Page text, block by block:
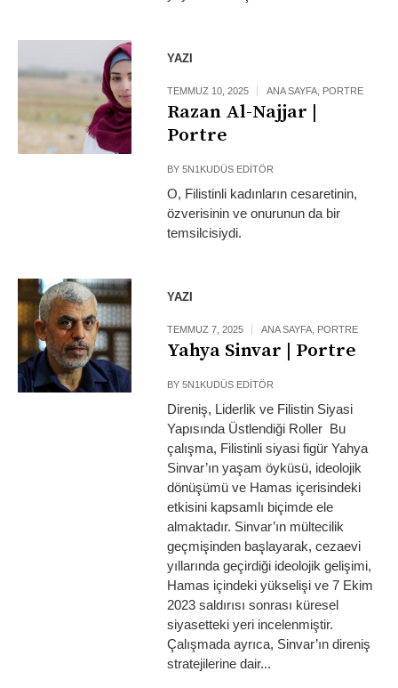
YAZI
TEMMUZ 10, 2025 ANA SAYFA PORTRE
Razan Al-Najjar |
Portre
BY5N1KUDÜS EDITÖR
O, Filistinli kadınların cesaretinin,
özverisinin ve onurunun da bir
temsilcisiydi.
YAZI
TEMMUZ 7, 2025 ANA SAYFA PORTRE
Yahya Sinvar | Portre
BY5N1KUDÜS EDITÖR
Direniş, Liderlik ve Filistin Siyasi
Yapısında Üstlendiği Roller Bu
çalışma, Filistinli siyasi figür Yahya
Sinvar’ın yaşam öyküsü, ideolojik
dönüşümü ve Hamas içerisindeki
etkisini kapsamlı biçimde ele
almaktadır. Sinvar’ın mültecilik
geçmişinden başlayarak, cezaevi
yıllarında geçirdiği ideolojik gelişimi,
Hamas içindeki yükselişi ve 7 Ekim
2023 saldırısı sonrası küresel
siyasetteki yeri incelenmiştir.
Çalışmada ayrıca, Sinvar’ın direniş
stratejilerine dair...